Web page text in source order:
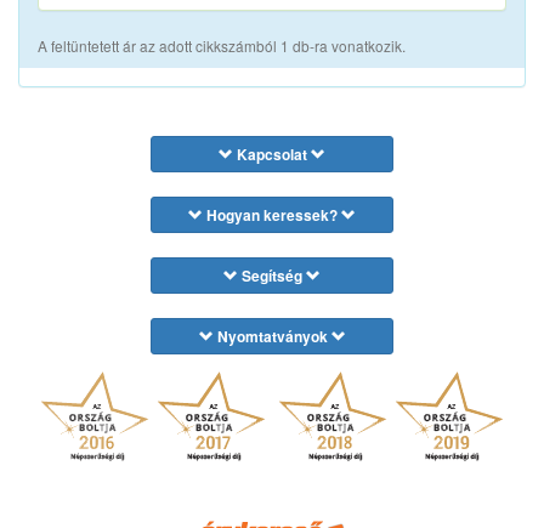
A feltüntetett ár az adott cikkszámból 1 db-ra vonatkozik.
Kapcsolat
Hogyan keressek?
Segítség
Nyomtatványok